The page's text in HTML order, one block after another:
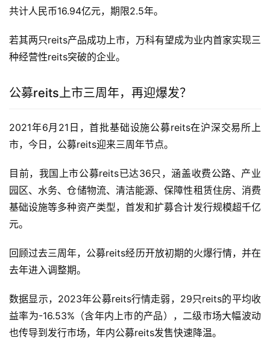
共计人民币16.94亿元，期限2.5年。
若其两只reits产品成功上市，万科有望成为业内首家实现三
种经营性reits突破的企业。
公募reits上市三周年，再迎爆发？
2021年6月21日，首批基础设施公募reits在沪深交易所上
市，今日，公募reits迎来三周年节点。
目前，我国上市公募reits已达36只，涵盖收费公路、产业
园区、水务、仓储物流、清洁能源、保障性租赁住房、消费
基础设施等多种资产类型，首发和扩募合计发行规模超千亿
元。
回顾过去三周年，公募reits经历开放初期的火爆行情，并在
去年进入调整期。
数据显示，2023年公募reits行情走弱，29只reits的平均收
益率为-16.53%（含年内上市的产品），二级市场大幅波动
也传导到发行市场，年内公募reits发售快速降温。